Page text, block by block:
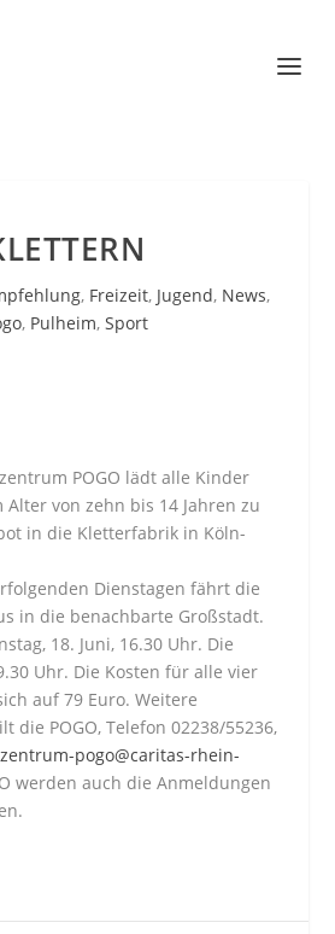
, Freizeit, Jugend, News,
, Pulheim, Sport
POGO lädt alle Kinder
von zehn bis 14 Jahren zu
in die Kletterfabrik in Köln-
Dienstagen fährt die
in die benachbarte Großstadt.
18. Juni, 16.30 Uhr. Die
Uhr. Die Kosten für alle vier
auf 79 Euro. Weitere
die POGO, Telefon 02238/55236,
pogo@caritas-rhein-
werden auch die Anmeldungen